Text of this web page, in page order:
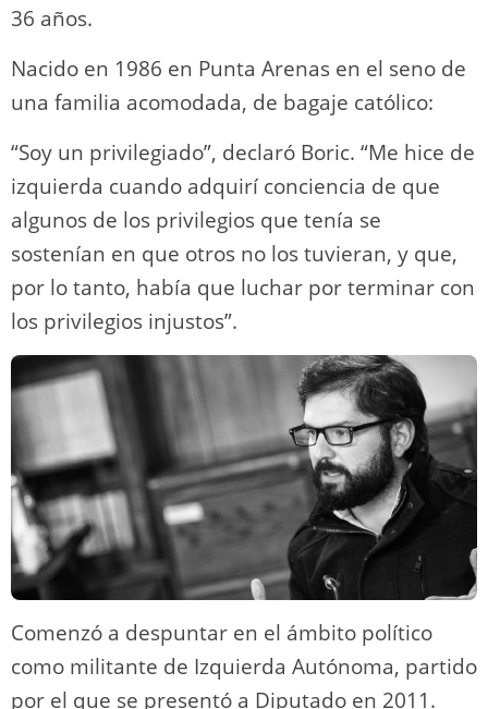
36 años.
Nacido en 1986 en Punta Arenas en el seno de
una familia acomodada, de bagaje católico:
“Soy un privilegiado”, declaró Boric. “Me hice de
izquierda cuando adquirí conciencia de que
algunos de los privilegios que tenía se
sostenían en que otros no los tuvieran, y que,
por lo tanto, había que luchar por terminar con
los privilegios injustos”.
Comenzó a despuntar en el ámbito político
como militante de Izquierda Autónoma, partido
por el que se presentó a Diputado en 2011.